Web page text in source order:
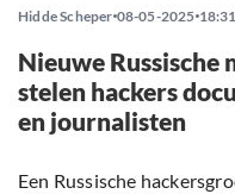
Hidde Scheper 08-05-2025 18:31
Nieuwe Russische
stelen hackers
en journalisten
Een Russische